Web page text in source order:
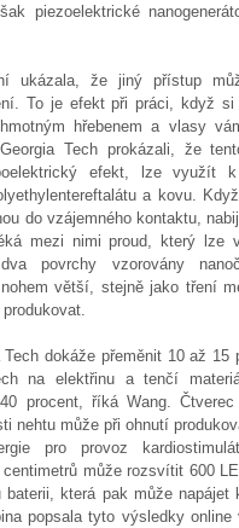
piezoelektrické
ukázala, že jiný přístup
To je efekt při práci, když si
hřebenem a vlasy
Tech prokázali, že
efekt, lze využít
a kovu.
do vzájemného kontaktu,
mezi nimi proud, který lze
povrchy vzorovány
větší, stejně jako tření
Tech dokáže přeměnit 10 až 15
na elektřinu a tenčí
procent, říká Wang. Čtverec
nehtu může při ohnutí
pro provoz
může rozsvítit 600
baterii, která pak může napájet
popsala tyto výsledky